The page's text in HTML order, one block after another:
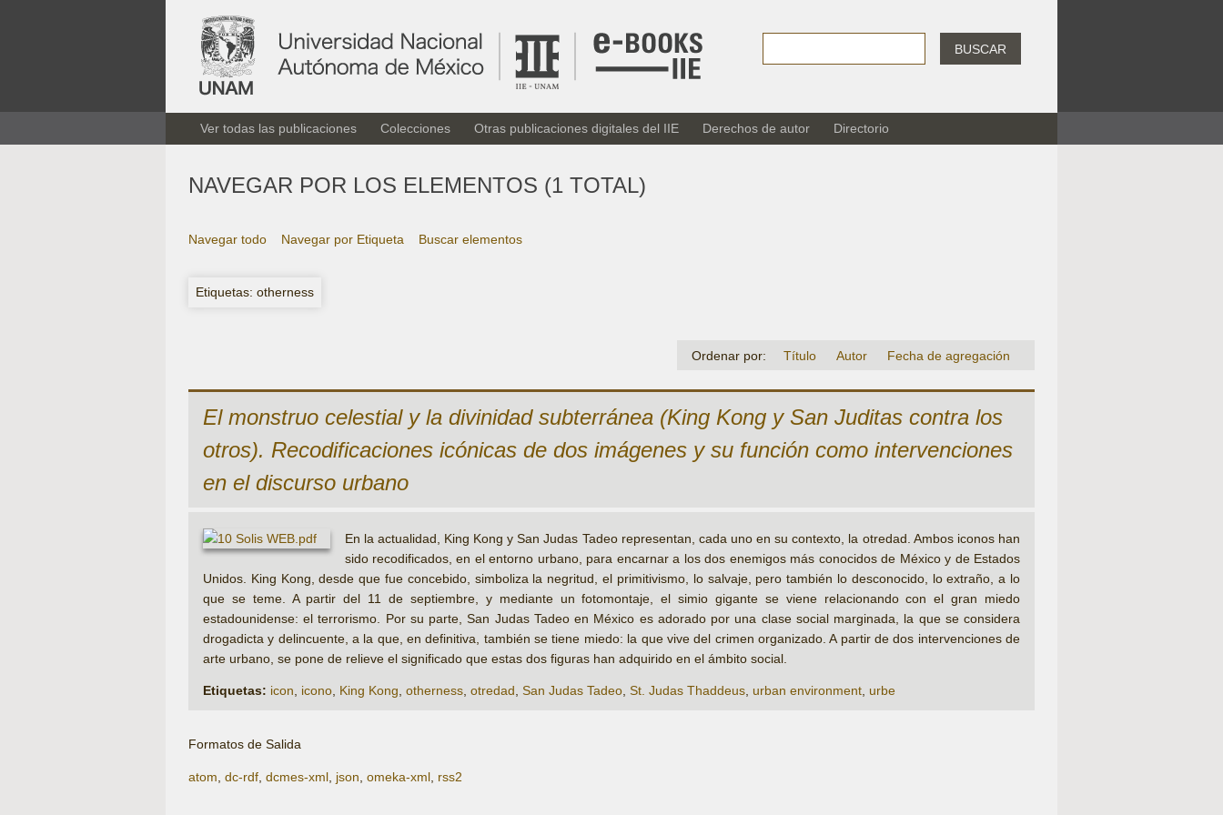
BUSCAR
Ver todas las publicaciones Colecciones Otras publicaciones digitales del IIE Derechos de autor Directorio
NAVEGAR POR LOS ELEMENTOS (1 TOTAL)
Navegar todo Navegar por Etiqueta Buscar elementos
Etiquetas: otherness
Ordenar por: Título Autor Fecha de agregación
El monstruo celestial y la divinidad subterránea (King Kong y San Juditas contra los
otros). Recodificaciones icónicas de dos imágenes y su función como intervenciones
en el discurso urbano
En la actualidad, King Kong y San Judas Tadeo representan, cada uno en su contexto, la otredad. Ambos iconos han
sido recodificados, en el entorno urbano, para encarnar a los dos enemigos más conocidos de México y de Estados
Unidos. King Kong, desde que fue concebido, simboliza la negritud, el primitivismo, lo salvaje, pero también lo desconocido, lo extraño, a lo
que se teme. A partir del 11 de septiembre, y mediante un fotomontaje, el simio gigante se viene relacionando con el gran miedo
estadounidense: el terrorismo. Por su parte, San Judas Tadeo en México es adorado por una clase social marginada, la que se considera
drogadicta y delincuente, a la que, en definitiva, también se tiene miedo: la que vive del crimen organizado. A partir de dos intervenciones de
arte urbano, se pone de relieve el significado que estas dos figuras han adquirido en el ámbito social.
Etiquetas: icon, icono, King Kong, otherness, otredad, San Judas Tadeo, St. Judas Thaddeus, urban environment, urbe
Formatos de Salida
atom dc-rdf dcmes-xml json omeka-xml rss2